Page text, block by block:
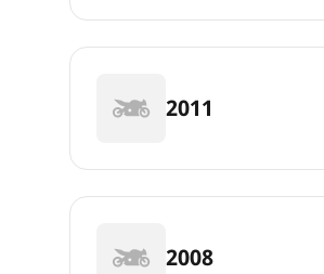
2011
2008